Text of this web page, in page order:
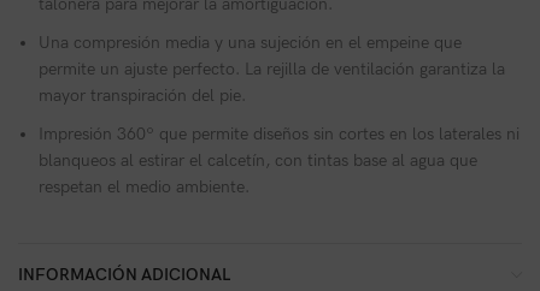
talonera para mejorar la amortiguación.
Una compresión media y una sujeción en el empeine que
permite un ajuste perfecto. La rejilla de ventilación garantiza la
mayor transpiración del pie.
Impresión 360º que permite diseños sin cortes en los laterales ni
blanqueos al estirar el calcetín, con tintas base al agua que
respetan el medio ambiente.
INFORMACIÓN ADICIONAL